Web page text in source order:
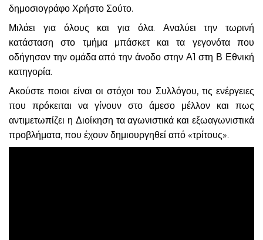
δημοσιογράφο Χρήστο Σούτο.
Μιλάει για όλους και για όλα. Αναλύει την τωρινή
κατάσταση στο τμήμα μπάσκετ και τα γεγονότα που
οδήγησαν την ομάδα από την άνοδο στην Α1 στη Β Εθνική
κατηγορία.
Ακούστε ποιοι είναι οι στόχοι του Συλλόγου, τις ενέργειες
που πρόκειται να γίνουν στο άμεσο μέλλον και πως
αντιμετωπίζει η Διοίκηση τα αγωνιστικά και εξωαγωνιστικά
προβλήματα, που έχουν δημιουργηθεί από «τρίτους».